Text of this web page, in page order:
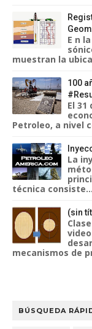
E n
muestran la
100
El 31
Petroleo, a nivel
La
técnica consiste...
(sin
mecanismos de
BÚSQUEDA